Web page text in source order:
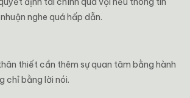
nghe quá hấp dẫn.
thiết cần thêm sự quan tâm bằng hành
chỉ bằng lời nói.